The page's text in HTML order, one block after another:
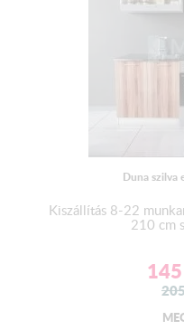
Duna szilva
Kiszállítás 8-22
210 cm